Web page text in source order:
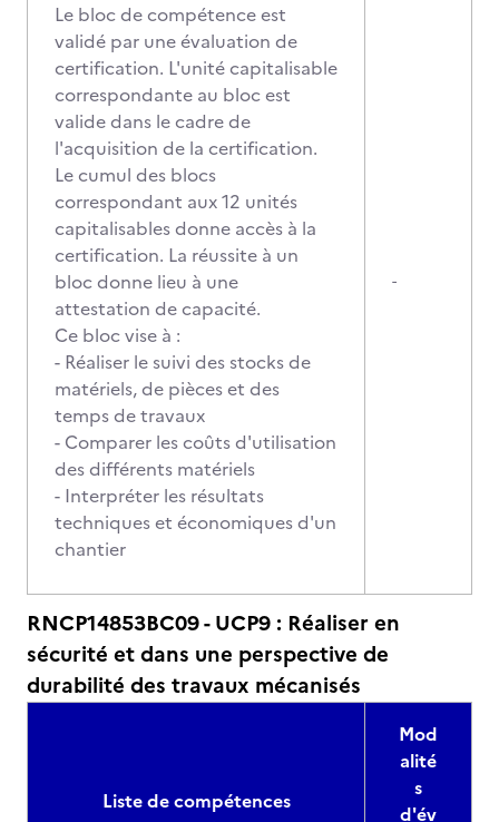
Le bloc de compétence est
validé par une évaluation de
certification. L'unité capitalisable
correspondante au bloc est
valide dans le cadre de
l'acquisition de la certification.
Le cumul des blocs
correspondant aux 12 unités
capitalisables donne accès à la
certification. La réussite à un
bloc donne lieu à une
attestation de capacité.
Ce bloc vise à :
- Réaliser le suivi des stocks de
matériels, de pièces et des
temps de travaux
- Comparer les coûts d'utilisation
des différents matériels
- Interpréter les résultats
techniques et économiques d'un
chantier
-
RNCP14853BC09 - UCP9 : Réaliser en
sécurité et dans une perspective de
durabilité des travaux mécanisés
Liste de compétences
Mod
alité
s
d'év